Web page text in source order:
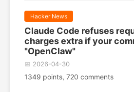
Hacker News
Claude Code refuses
charges extra if your
"OpenClaw"
📅 2026-04-30
1349 points, 720 comments